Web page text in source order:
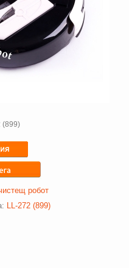
(899)
in
templates/theme100/templates/
робот
: LL-272 (899)